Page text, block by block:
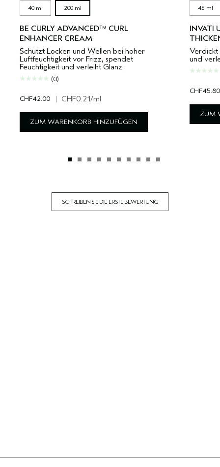
40 ml 200 ml
BE CURLY ADVANCED™ CURL
ENHANCER CREAM
Schützt Locken und Wellen bei hoher
Luftfeuchtigkeit vor Frizz, spendet
Feuchtigkeit und verleiht Glanz.
(0)
CHF42.00 | CHF0.21/ml
ZUM WARENKORB HINZUFÜGEN
45 ml
INVATI
Verdickt
und
CHF45.80
ZUM
SCHREIBEN SIE DIE ERSTE BEWERTUNG